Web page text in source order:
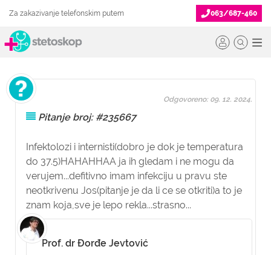
Za zakazivanje telefonskim putem 063/687-460
Pitanje broj: #235667
Infektolozi i internisti(dobro je dok je temperatura
do 37.5)HAHAHHAA ja ih gledam i ne mogu da
verujem...defitivno imam infekciju u pravu ste
neotkrivenu Jos(pitanje je da li ce se otkriti)a to je
znam koja,sve je lepo rekla...strasno...
Odgovoreno: 09. 12. 2024.
Prof. dr Đorđe Jevtović